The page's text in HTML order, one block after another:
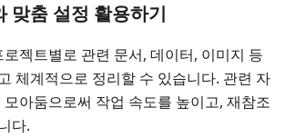
맞춤 설정 활용하기
로젝트별로 관련 문서, 데이터, 이미지 등
체계적으로 정리할 수 있습니다. 관련 자
모아둠으로써 작업 속도를 높이고, 재참조
다.